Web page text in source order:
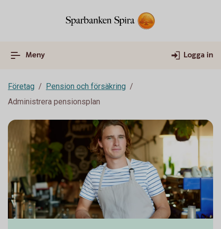
Meny Logga in
Företag
Pension och försäkring
Administrera pensionsplan